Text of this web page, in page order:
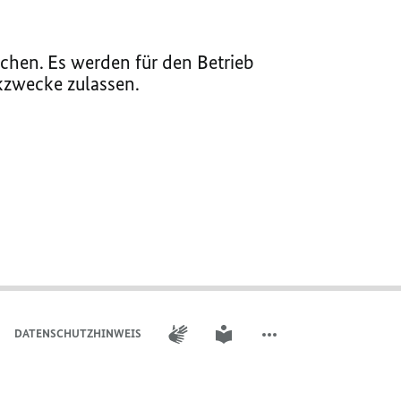
Es werden für den Betrieb
zulassen.
DATENSCHUTZHINWEIS GEBÄRDENSPRACHE
LEICHTE SPRACHE